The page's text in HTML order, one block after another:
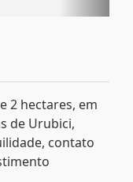
2 hectares, em
de Urubici,
contato